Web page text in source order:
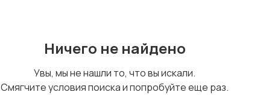
Ничего не найдено
Увы, мы не нашли то, что вы искали.
Смягчите условия поиска и попробуйте еще раз.